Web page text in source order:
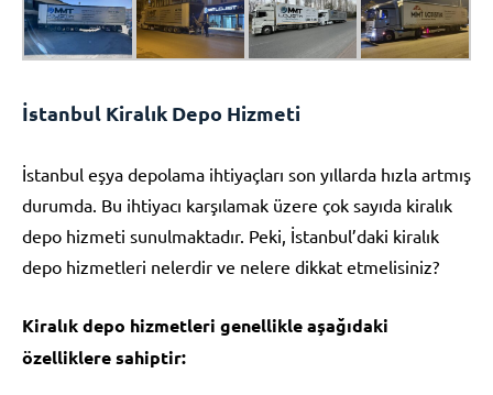
İstanbul Kiralık Depo Hizmeti
İstanbul eşya depolama ihtiyaçları son yıllarda hızla artmış
durumda. Bu ihtiyacı karşılamak üzere çok sayıda kiralık
depo hizmeti sunulmaktadır. Peki, İstanbul’daki kiralık
depo hizmetleri nelerdir ve nelere dikkat etmelisiniz?
Kiralık depo hizmetleri genellikle aşağıdaki
özelliklere sahiptir: